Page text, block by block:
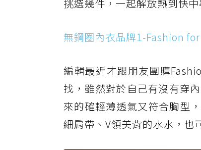
挑選幾件，一起解放熱到快中
無鋼圈內衣品牌1-Fashion for
編輯最近才跟朋友團購
找，雖然對於自己有沒有穿
來的確輕薄透氣又符合胸型
細肩帶、V領美背的水水，也